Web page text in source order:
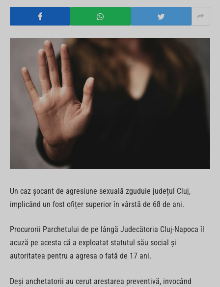
Un caz șocant de agresiune sexuală zguduie județul Cluj,
implicând un fost ofițer superior în vârstă de 68 de ani.
Procurorii Parchetului de pe lângă Judecătoria Cluj-Napoca îl
acuză pe acesta că a exploatat statutul său social și
autoritatea pentru a agresa o fată de 17 ani.
Deși anchetatorii au cerut arestarea preventivă, invocând